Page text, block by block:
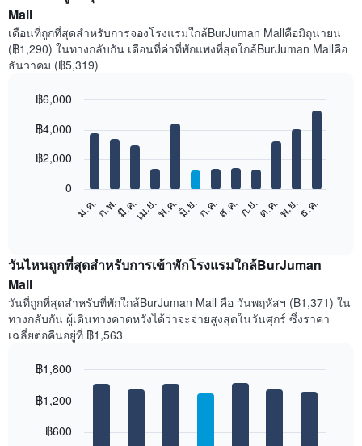
Mall
เดือนที่ถูกที่สุดสำหรับการจองโรงแรมใกล้BurJuman Mallคือมิถุนายน
(฿1,290) ในทางกลับกัน เดือนที่ค่าที่พักแพงที่สุดใกล้BurJuman Mallคือ
ธันวาคม (฿5,319)
chart
12
bars.
แสดง
ราคา
เฉลี่ย
ของ
ห้อง
พัก
แต่ละ
แผนภูมิ
แกน
graphic.
ม.ค.ก.พ.มี.ค.เม.ย.พ.ค.มิ.ย.ก.ค.ส.ค.ก.ย.ต.ค.พ.ย.ธ.ค.
0
฿2,000
฿4,000
฿6,000
วันไหนถูกที่สุดสำหรับการเข้าพักโรงแรมใกล้BurJuman
Mall
วันที่ถูกที่สุดสำหรับที่พักใกล้BurJuman Mall คือ วันพฤหัสฯ (฿1,371) ใน
ทางกลับกัน ผู้เดินทางคาดหวังได้ว่าจะจ่ายสูงสุดในวันศุกร์ ซึ่งราคา
เฉลี่ยต่อคืนอยู่ที่ ฿1,563
chart
bars.
graphic.
฿600
฿1,200
฿1,800